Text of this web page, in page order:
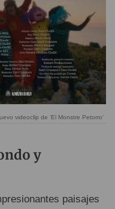
videoclip de ‘El Monstre Petorro’
y
paisajes